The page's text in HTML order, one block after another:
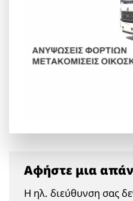
Αφήστε μια
Η ηλ. διεύθυνση σας